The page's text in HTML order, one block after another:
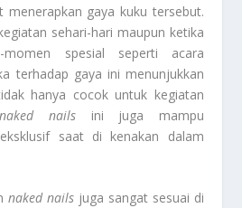
menerapkan gaya kuku tersebut.
sehari-hari maupun ketika
momen spesial seperti acara
terhadap gaya ini menunjukkan
hanya cocok untuk kegiatan
naked nails ini juga mampu
saat di kenakan dalam
naked nails juga sangat sesuai di